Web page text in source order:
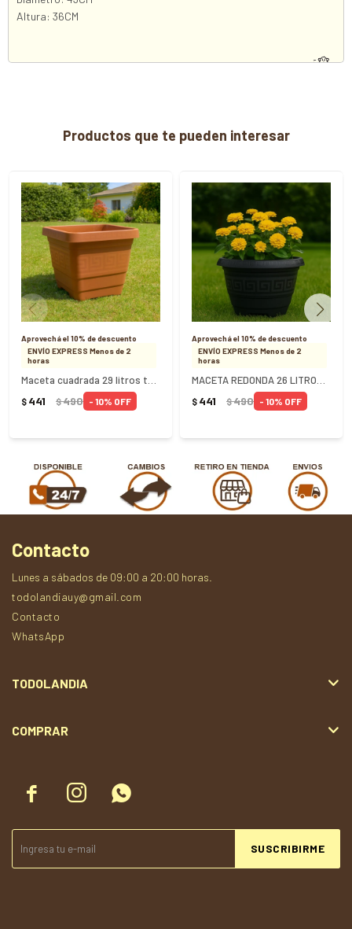
Altura: 36CM
Productos que te pueden interesar
Aprovechá el 10% de descuento
ENVÍO EXPRESS Menos de 2
horas
$ 441 $490 10
Aprovechá el 10% de descuento
ENVÍO EXPRESS Menos de 2
horas
$ 441 $490 10
  
SUSCRIBIRME
Contacto
Lunes a sábados de 09:00 a 20:00 horas.
todolandiauy@gmail.com
Contacto
WhatsApp
TODOLANDIA
COMPRAR